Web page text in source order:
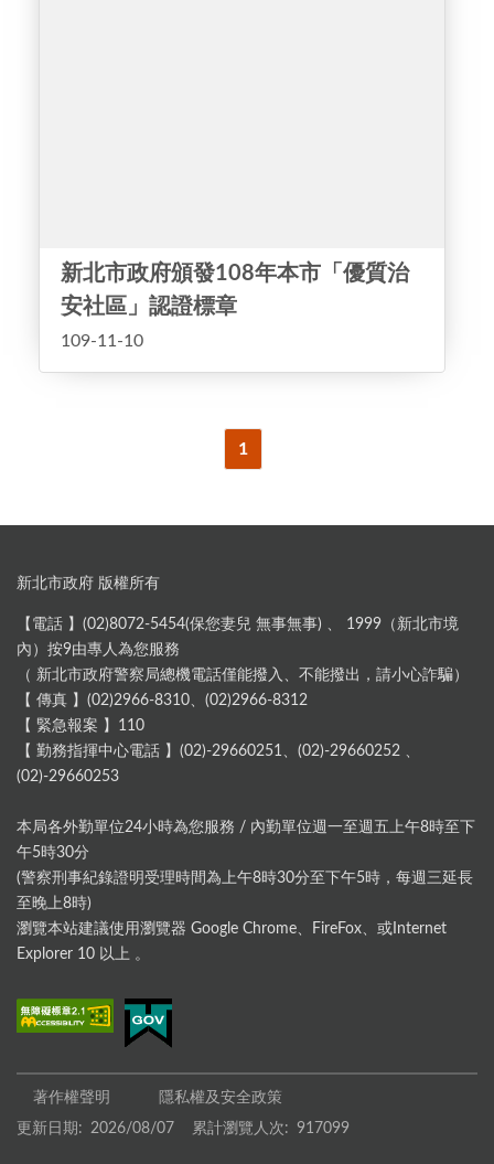
新北市政府頒發108年本市「優質治
安社區」認證標章
109-11-10
1
新北市政府 版權所有
【電話 】(02)8072-5454(保您妻兒 無事無事) 、 1999（新北市境
內）按9由專人為您服務
（ 新北市政府警察局總機電話僅能撥入、不能撥出，請小心詐騙）
【 傳真 】(02)2966-8310、(02)2966-8312
【 緊急報案 】110
【 勤務指揮中心電話 】(02)-29660251、(02)-29660252 、
(02)-29660253
本局各外勤單位24小時為您服務 / 內勤單位週一至週五上午8時至下
午5時30分
(警察刑事紀錄證明受理時間為上午8時30分至下午5時，每週三延長
至晚上8時)
瀏覽本站建議使用瀏覽器 Google Chrome、FireFox、或Internet
Explorer 10 以上 。
著作權聲明
隱私權及安全政策
更新日期:
2026/08/07 累計瀏覽人次: 917099